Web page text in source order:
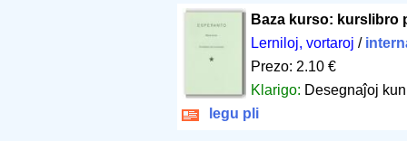
Baza kurso: kurslibro
Lerniloj, vortaroj /
Prezo: 2.10 €
Klarigo: Desegnaĵoj
legu pli